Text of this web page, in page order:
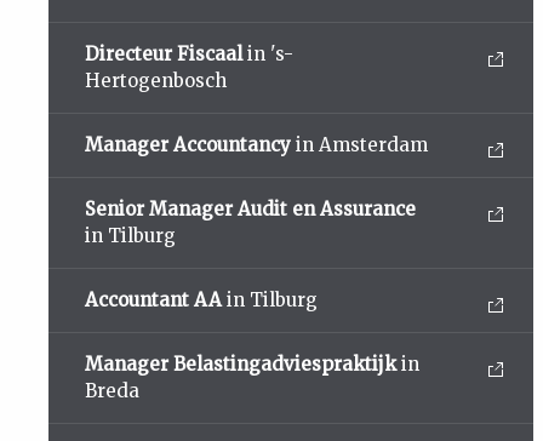
Directeur Fiscaalin 's-
Hertogenbosch
Manager Accountancy in Amsterdam
Senior Manager Audit en Assurance
in Tilburg
Accountant AA in Tilburg
Manager Belastingadviespraktijkin
Breda